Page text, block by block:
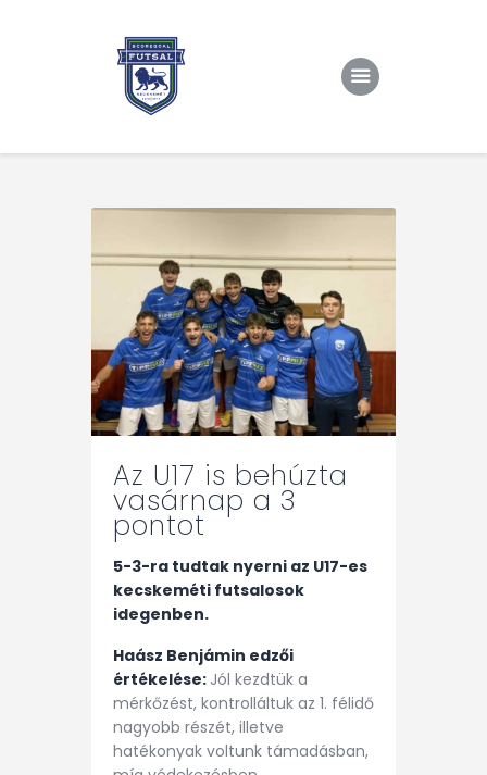
Rólunk/TAO
Eredmények, csapat
Hírek
Kapcsolat
Az U17 is behúzta
vasárnap a 3
pontot
5-3-ra tudtak nyerni az U17-es
kecskeméti futsalosok
idegenben.
Haász Benjámin edzői
értékelése: Jól kezdtük a
mérkőzést, kontrolláltuk az 1. félidő
nagyobb részét, illetve
hatékonyak voltunk támadásban,